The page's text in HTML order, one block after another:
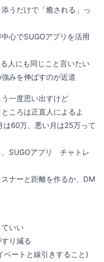
うだけで「癒される」っ
心でSUGOアプリを活用
人にも同じこと言いたい
みを伸ばすのが近道
一度思い出すけど
ころは正直人によるよ
60万、悪い月は25万って
、SUGOアプリ チャトレ
ナーと距離を作るか、DM
いい
り減る
ベートと線引きすること)